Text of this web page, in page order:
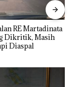
RE Martadinata
Dikritik, Masih
Diaspal